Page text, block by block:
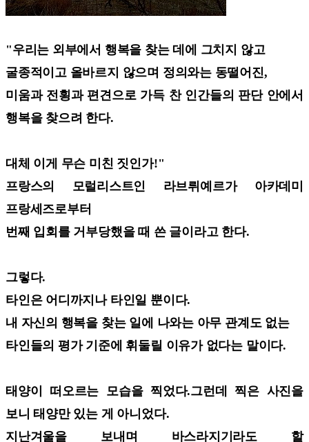
"우리는 외부에서 행복을 찾는 데에 그치지 않고
굴종적이고 올바르지 않으며 정의와는 동떨어진,
미움과 전횡과 편견으로 가득 찬 인간들의 판단 안에서
행복을 찾으려 한다.
대체 이게 무슨 미친 짓인가!"
프랑스의 모럴리스트인 라브뤼예르가 아카데미
프랑세즈로부터
번째 입회를 거부당했을 때 쓴 글이라고 한다.
그렇다.
타인은 어디까지나 타인일 뿐이다.
내 자신의 행복을 찾는 일에 나와는 아무 관계도 없는
타인들의 평가 기준에 휘둘릴 이유가 없다는 말이다.
태양이 떠오르는 모습을 찍었다.그런데 찍은 사진을
보니 태양만 있는 게 아니었다.
지난겨울을 보내며 바스라지기라도 할